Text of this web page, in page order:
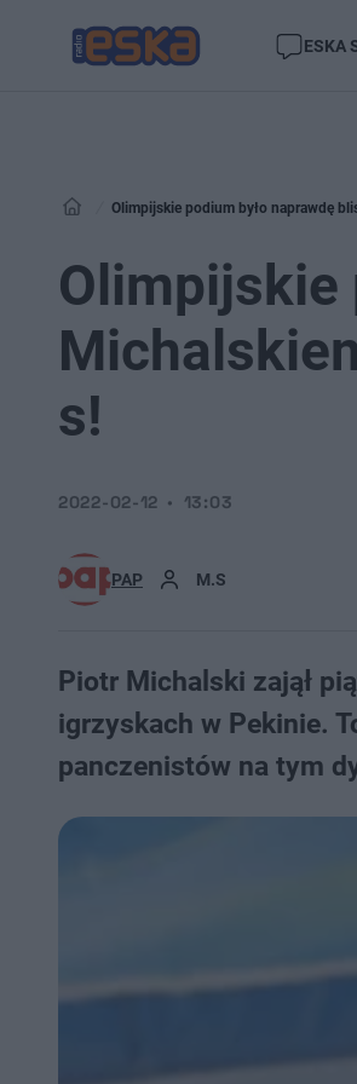
ESKA
Olimpijskie podium było naprawdę
Olimpijskie
s!
PAP M.S
2022-02-12 13:03
Piotr Michalski zajął
igrzyskach w Pekinie.
panczenistów na tym